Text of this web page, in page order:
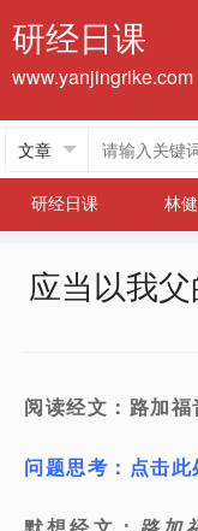
研经日课
www.yanjingrike.com
研经日课
林
应当以我
阅读经文：路加
问题思考：点击此